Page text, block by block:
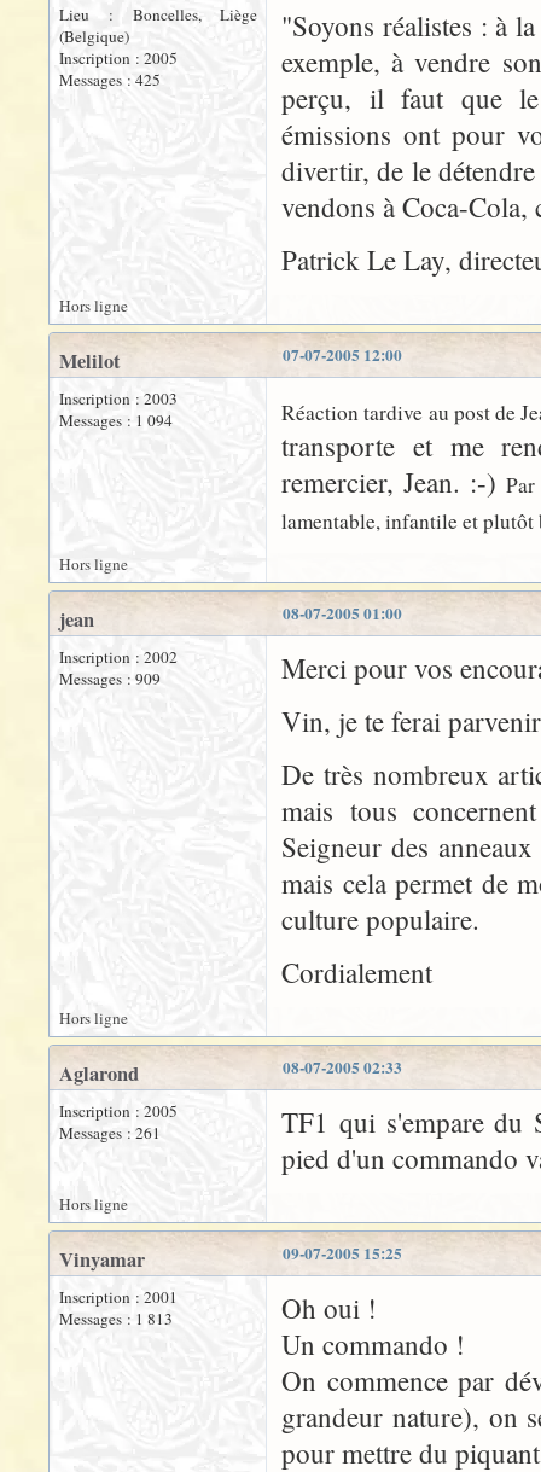
Lieu : Boncelles, Liège
(Belgique)
Inscription : 2005
Messages : 425
"Soyons réalistes : à
exemple, à vendre
perçu, il faut que le
émissions ont pour
divertir, de le
vendons à Coca-Cola,
Patrick Le Lay,
Hors ligne
07-07-2005 12:00
Melilot
Inscription : 2003
Messages : 1 094
Réaction tardive au post de
transporte et me
remercier, Jean. :-)
lamentable, infantile et plutôt
Hors ligne
08-07-2005 01:00
jean
Inscription : 2002
Messages : 909
Merci pour vos
Vin, je te ferai
De très nombreux
mais tous
Seigneur des
mais cela permet de
culture populaire.
Cordialement
Hors ligne
08-07-2005 02:33
Aglarond
Inscription : 2005
Messages : 261
TF1 qui s'empare
pied d'un commando
Hors ligne
09-07-2005 15:25
Vinyamar
Inscription : 2001
Messages : 1 813
Oh oui !
Un commando !
On commence par
grandeur nature), on
pour mettre du